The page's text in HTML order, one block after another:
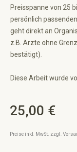
Preisspanne von 25
persönlich
geht direkt an
z.B. Ärzte ohne
bestätigt).
Diese Arbeit wurde
Regulärer Preis:
25,00 €
Preise inkl. MwSt. zzgl.